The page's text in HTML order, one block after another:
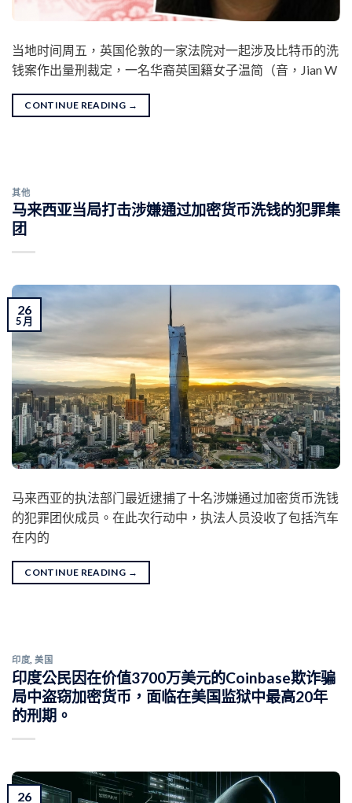
当地时间周五，英国伦敦的一家法院对一起涉及比特币的洗
钱案作出量刑裁定，一名华裔英国籍女子温简（音，Jian W
CONTINUE READING →
其他
马来西亚当局打击涉嫌通过加密货币洗钱的犯罪集
团
26
5 月
马来西亚的执法部门最近逮捕了十名涉嫌通过加密货币洗钱
的犯罪团伙成员。在此次行动中，执法人员没收了包括汽车
在内的
CONTINUE READING →
印度 ,美国
印度公民因在价值3700万美元的Coinbase欺诈骗
局中盗窃加密货币，面临在美国监狱中最高20年
的刑期。
26